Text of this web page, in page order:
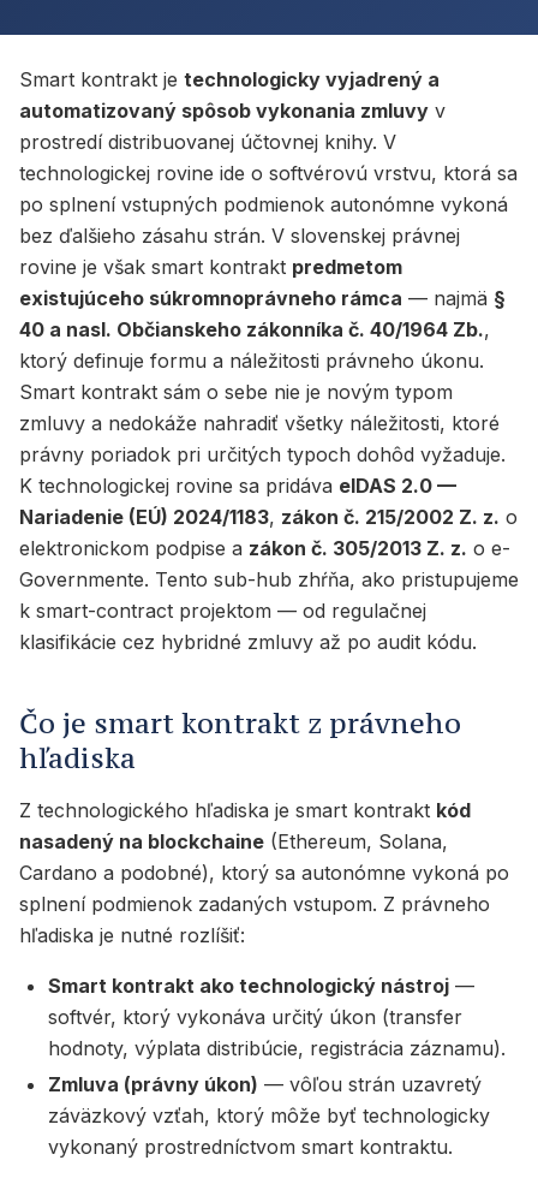
Smart kontrakt je technologicky vyjadrený a
automatizovaný spôsob vykonania zmluvy v
prostredí distribuovanej účtovnej knihy. V
technologickej rovine ide o softvérovú vrstvu, ktorá sa
po splnení vstupných podmienok autonómne vykoná
bez ďalšieho zásahu strán. V slovenskej právnej
rovine je však smart kontrakt predmetom
existujúceho súkromnoprávneho rámca — najmä §
40 a nasl. Občianskeho zákonníka č. 40/1964 Zb.,
ktorý definuje formu a náležitosti právneho úkonu.
Smart kontrakt sám o sebe nie je novým typom
zmluvy a nedokáže nahradiť všetky náležitosti, ktoré
právny poriadok pri určitých typoch dohôd vyžaduje.
K technologickej rovine sa pridáva eIDAS 2.0 —
Nariadenie (EÚ) 2024/1183, zákon č. 215/2002 Z. z. o
elektronickom podpise a zákon č. 305/2013 Z. z. o e-
Governmente. Tento sub-hub zhŕňa, ako pristupujeme
k smart-contract projektom — od regulačnej
klasifikácie cez hybridné zmluvy až po audit kódu.
Čo je smart kontrakt z právneho
hľadiska
Z technologického hľadiska je smart kontrakt kód
nasadený na blockchaine (Ethereum, Solana,
Cardano a podobné), ktorý sa autonómne vykoná po
splnení podmienok zadaných vstupom. Z právneho
hľadiska je nutné rozlíšiť:
Smart kontrakt ako technologický nástroj —
softvér, ktorý vykonáva určitý úkon (transfer
hodnoty, výplata distribúcie, registrácia záznamu).
Zmluva (právny úkon) — vôľou strán uzavretý
záväzkový vzťah, ktorý môže byť technologicky
vykonaný prostredníctvom smart kontraktu.